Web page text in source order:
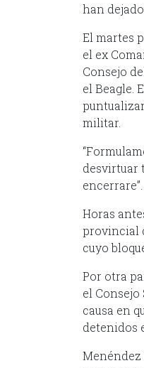
han
El martes
el ex
Consejo
el Beagle.
militar.
desvirtuar
encerrare”.
Horas
provincial
cuyo
Por otra
el Consejo
causa en
detenidos
Menéndez